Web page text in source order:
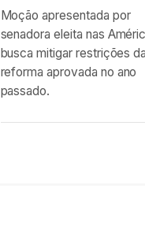
Moção apresentada por
senadora eleita nas
busca mitigar restrições da
reforma aprovada no ano
passado.